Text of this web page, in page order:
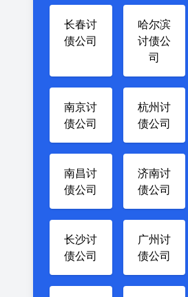
长春讨
债公司
哈尔滨
讨债公
司
南京讨
债公司
杭州讨
债公司
南昌讨
债公司
济南讨
债公司
长沙讨
债公司
广州讨
债公司